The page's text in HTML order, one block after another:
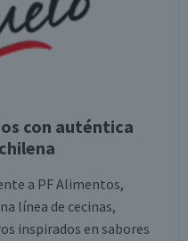
con auténtica
a PF Alimentos,
línea de cecinas,
inspirados en sabores